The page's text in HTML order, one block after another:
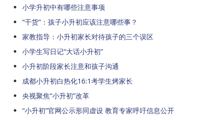
小学升初中有哪些注意事项
“干货”：孩子小升初应该注意哪些事？
家教指导：小升初家长对待孩子的三个误区
小学生写日记“大话小升初”
小升初阶段家长注意和孩子沟通
成都小升初白热化16:1考学生烤家长
央视聚焦“小升初”改革
“小升初”官网公示形同虚设 教育专家呼吁信息公开